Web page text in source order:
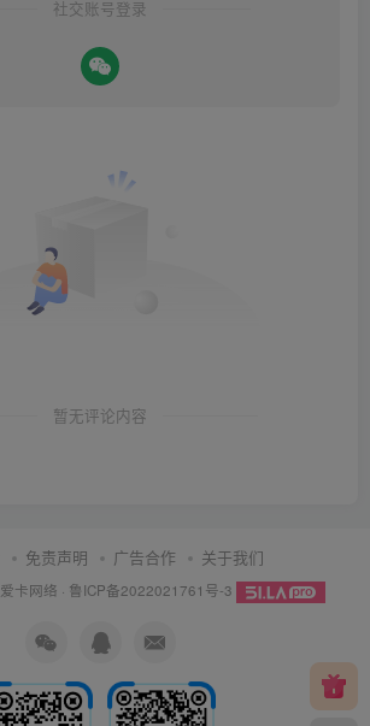
社交账号登录
暂无评论内容
免责声明 广告合作 关于我们
爱卡网络 · 鲁ICP备2022021761号-3